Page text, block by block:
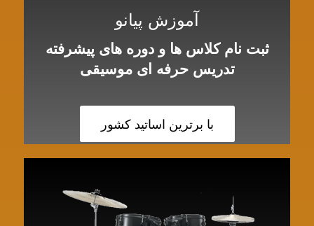
آموزش پیانو
ثبت نام کلاس ها و دوره های پیشرفته
تدریس حرفه ای موسیقی
با برترین اساتید کشور